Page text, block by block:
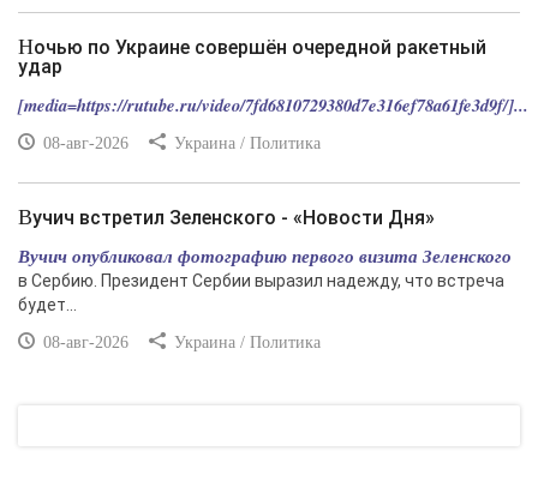
Ночью по Украине совершён очередной ракетный
удар
[media=https://rutube.ru/video/7fd6810729380d7e316ef78a61fe3d9f/]...
08-авг-2026 Украина / Политика
Вучич встретил Зеленского - «Новости Дня»
Вучич опубликовал фотографию первого визита Зеленского
в Сербию. Президент Сербии выразил надежду, что встреча
будет...
08-авг-2026 Украина / Политика